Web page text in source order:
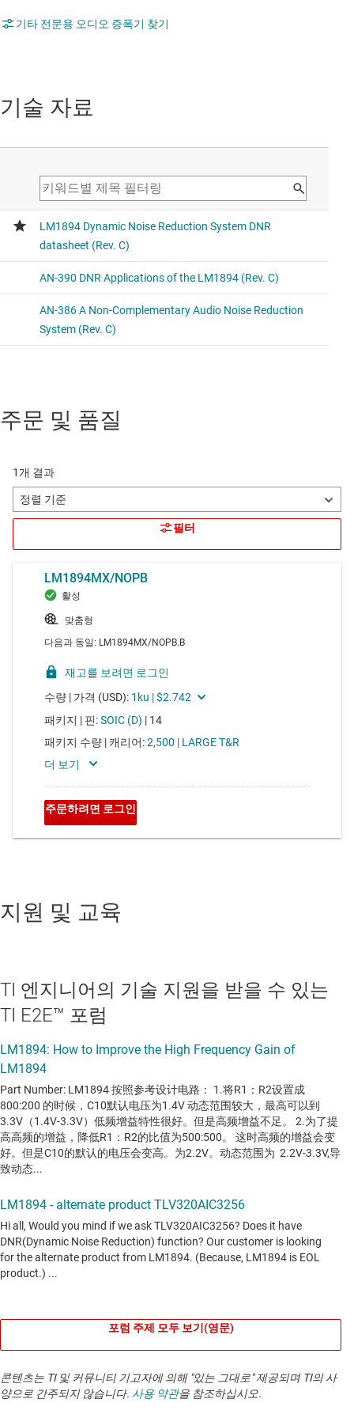
기타 전문용 오디오 증폭기 찾기
기술 자료
주문 및 품질
지원 및 교육
TI 엔지니어의 기술 지원을 받을 수 있는
TI E2E™ 포럼
포럼 주제 모두 보기(영문)
콘텐츠는 TI 및 커뮤니티 기고자에 의해 "있는 그대로" 제공되며 TI의 사
양으로 간주되지 않습니다. 사용 약관을 참조하십시오.